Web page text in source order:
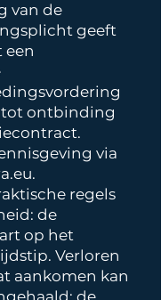
van de
geeft
een
tot ontbinding
via
.
regels
de
op het
Verloren
aankomen kan
de